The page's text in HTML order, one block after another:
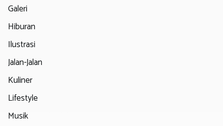
Galeri
Hiburan
Ilustrasi
Jalan-Jalan
Kuliner
Lifestyle
Musik